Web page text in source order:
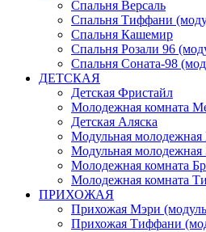
Спальня Версаль
Спальня Тиффани
Спальня Кашемир
Спальня Розали 96
Спальня Соната-98
ДЕТСКАЯ
Детская Фристайл
Молодежная комната
Детская Аляска
Модульная
Модульная молодежная
Молодежная комната
Молодежная комната
ПРИХОЖАЯ
Прихожая Мэри
Прихожая Тиффани